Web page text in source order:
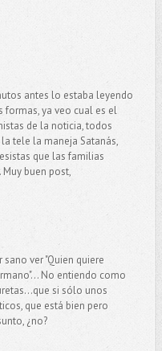
antes lo estaba leyendo
formas, ya veo cual es el
de la noticia, todos
tele la maneja Satanás,
que las familias
buen post,
ver "Quien quiere
No entiendo como
si sólo unos
que está bien pero
¿no?